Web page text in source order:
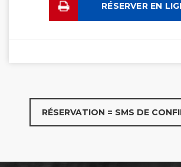
RÉSERVER EN
RÉSERVATION = SMS DE